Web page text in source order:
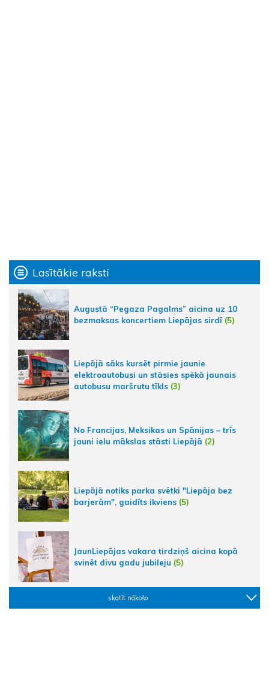
Lasītākie raksti
Augustā “Pegaza Pagalms” aicina uz 10
bezmaksas koncertiem Liepājas sirdī (5)
Liepājā sāks kursēt pirmie jaunie
elektroautobusi un stāsies spēkā jaunais
autobusu maršrutu tīkls (3)
No Francijas, Meksikas un Spānijas – trīs
jauni ielu mākslas stāsti Liepājā (2)
Liepājā notiks parka svētki "Liepāja bez
barjerām", gaidīts ikviens (5)
JaunLiepājas vakara tirdziņš aicina kopā
svinēt divu gadu jubileju (5)
skatīt nākošo